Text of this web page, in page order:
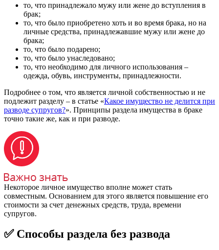
то, что принадлежало мужу или жене до вступления в
брак;
то, что было приобретено хоть и во время брака, но на
личные средства, принадлежавшие мужу или жене до
брака;
то, что было подарено;
то, что было унаследовано;
то, что необходимо для личного использования –
одежда, обувь, инструменты, принадлежности.
Подробнее о том, что является личной собственностью и не
подлежит разделу – в статье «Какое имущество не делится при
разводе супругов?». Принципы раздела имущества в браке
точно такие же, как и при разводе.
Некоторое личное имущество вполне может стать
совместным. Основанием для этого является повышение его
стоимости за счет денежных средств, труда, времени
супругов.
✅ Способы раздела без развода